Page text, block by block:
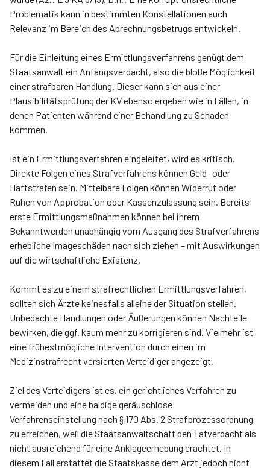
Problematik kann in bestimmten Konstellationen auch
Relevanz im Bereich des Abrechnungsbetrugs entwickeln.
Für die Einleitung eines Ermittlungsverfahrens genügt dem
Staatsanwalt ein Anfangsverdacht, also die bloße Möglichkeit
einer strafbaren Handlung. Dieser kann sich aus einer
Plausibilitätsprüfung der KV ebenso ergeben wie in Fällen, in
denen Patienten während einer Behandlung zu Schaden
kommen.
Ist ein Ermittlungsverfahren eingeleitet, wird es kritisch.
Direkte Folgen eines Strafverfahrens können Geld- oder
Haftstrafen sein. Mittelbare Folgen können Widerruf oder
Ruhen von Approbation oder Kassenzulassung sein. Bereits
erste Ermittlungsmaßnahmen können bei ihrem
Bekanntwerden unabhängig vom Ausgang des Strafverfahrens
erhebliche Imageschäden nach sich ziehen – mit Auswirkungen
auf die wirtschaftliche Existenz.
Kommt es zu einem strafrechtlichen Ermittlungsverfahren,
sollten sich Ärzte keinesfalls alleine der Situation stellen.
Unbedachte Handlungen oder Äußerungen können Nachteile
bewirken, die ggf. kaum mehr zu korrigieren sind. Vielmehr ist
eine frühestmögliche Intervention durch einen im
Medizinstrafrecht versierten Verteidiger angezeigt.
Ziel des Verteidigers ist es, ein gerichtliches Verfahren zu
vermeiden und eine baldige geräuschlose
Verfahrenseinstellung nach § 170 Abs. 2 Strafprozessordnung
zu erreichen, weil die Staatsanwaltschaft den Tatverdacht als
nicht ausreichend für eine Anklageerhebung erachtet. In
diesem Fall erstattet die Staatskasse dem Arzt jedoch nicht